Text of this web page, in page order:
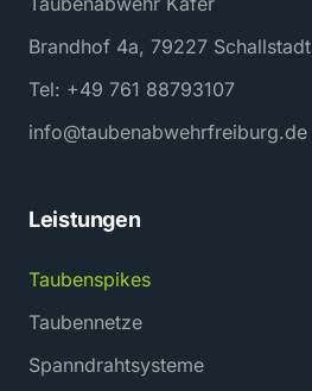
Brandhof 4a, 79227 Schallstadt
Tel: +49 761 88793107
info@taubenabwehrfreiburg.de
Leistungen
Taubenspikes
Taubennetze
Spanndrahtsysteme